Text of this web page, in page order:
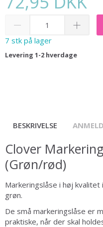
7 stk på lager
Levering 1-2 hverdage
BESKRIVELSE
Clover
(Grøn/rød)
Markeringslåse i høj
grøn.
De små markeringslåse er
praktiske, når der skal